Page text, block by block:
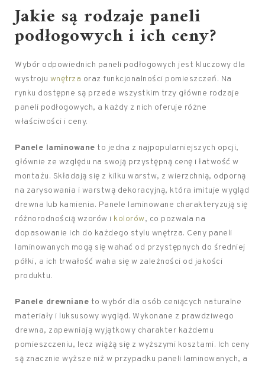
Jakie są rodzaje paneli
podłogowych i ich ceny?
Wybór odpowiednich paneli podłogowych jest kluczowy dla
wystroju wnętrza oraz funkcjonalności pomieszczeń. Na
rynku dostępne są przede wszystkim trzy główne rodzaje
paneli podłogowych, a każdy z nich oferuje różne
właściwości i ceny.
Panele laminowane to jedna z najpopularniejszych opcji,
głównie ze względu na swoją przystępną cenę i łatwość w
montażu. Składają się z kilku warstw, z wierzchnią, odporną
na zarysowania i warstwą dekoracyjną, która imituje wygląd
drewna lub kamienia. Panele laminowane charakteryzują się
różnorodnością wzorów i kolorów, co pozwala na
dopasowanie ich do każdego stylu wnętrza. Ceny paneli
laminowanych mogą się wahać od przystępnych do średniej
półki, a ich trwałość waha się w zależności od jakości
produktu.
Panele drewniane to wybór dla osób ceniących naturalne
materiały i luksusowy wygląd. Wykonane z prawdziwego
drewna, zapewniają wyjątkowy charakter każdemu
pomieszczeniu, lecz wiążą się z wyższymi kosztami. Ich ceny
są znacznie wyższe niż w przypadku paneli laminowanych, a